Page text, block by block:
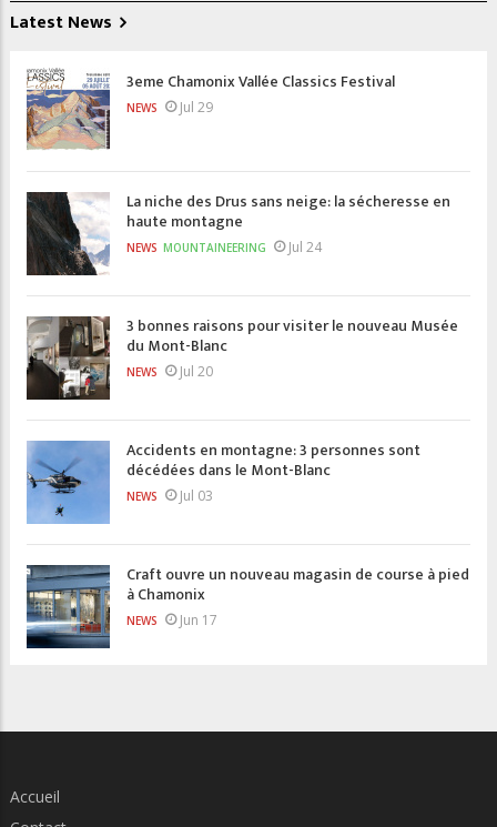
Latest News
3eme Chamonix Vallée Classics Festival
NEWS Jul 29
La niche des Drus sans neige: la sécheresse en
haute montagne
NEWS MOUNTAINEERING Jul 24
3 bonnes raisons pour visiter le nouveau Musée
du Mont-Blanc
NEWS Jul 20
Accidents en montagne: 3 personnes sont
décédées dans le Mont-Blanc
NEWS Jul 03
Craft ouvre un nouveau magasin de course à pied
à Chamonix
NEWS Jun 17
Accueil